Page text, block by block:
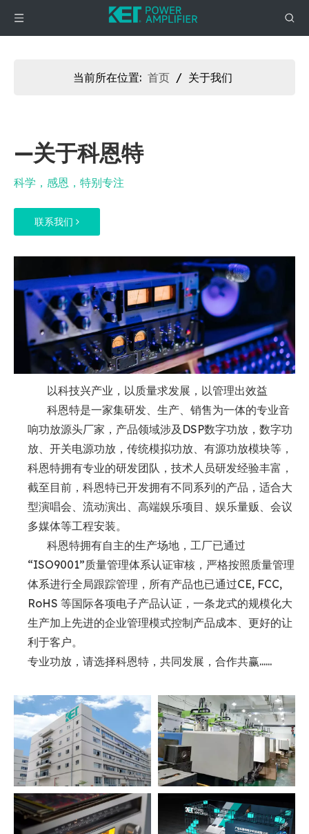
当前所在位置: 首页 / 关于我们
—关于科恩特
科学，感恩，特别专注
联系我们
以科技兴产业，以质量求发展，以管理出效益
科恩特是一家集研发、生产、销售为一体的专业音
响功放源头厂家，产品领域涉及DSP数字功放，数字功
放、开关电源功放，传统模拟功放、有源功放模块等，
科恩特拥有专业的研发团队，技术人员研发经验丰富，
截至目前，科恩特已开发拥有不同系列的产品，适合大
型演唱会、流动演出、高端娱乐项目、娱乐量贩、会议
多媒体等工程安装。
科恩特拥有自主的生产场地，工厂已通过
“ISO9001”质量管理体系认证审核，严格按照质量管理
体系进行全局跟踪管理，所有产品也已通过CE, FCC,
RoHS 等国际各项电子产品认证，一条龙式的规模化大
生产加上先进的企业管理模式控制产品成本、更好的让
利于客户。
专业功放，请选择科恩特，共同发展，合作共赢......